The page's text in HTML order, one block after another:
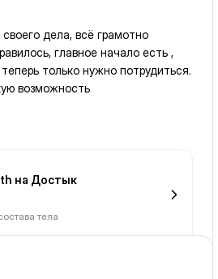
дела, всё грамотно
главное начало есть ,
только нужно потрудиться.
возможность
на Достык
тела